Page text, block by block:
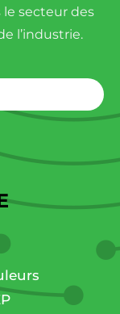
secteur des
l’industrie.